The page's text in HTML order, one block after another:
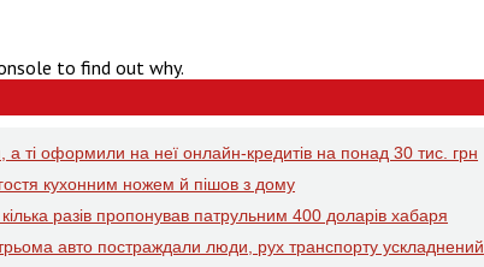
to find out why.
ті оформили на неї онлайн-кредитів на понад 30 тис. грн
кухонним ножем й пішов з дому
разів пропонував патрульним 400 доларів хабаря
авто постраждали люди, рух транспорту ускладнений